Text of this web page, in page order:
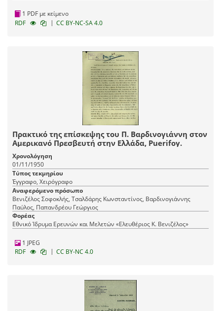
1 PDF με κείμενο
RDF
| CC BY-NC-SA 4.0
Πρακτικό της επίσκεψης του Π. Βαρδινογιάννη στον
Αμερικανό Πρεσβευτή στην Ελλάδα, Puerifoy.
Χρονολόγηση
01/11/1950
Τύπος τεκμηρίου
Έγγραφο, Χειρόγραφο
Αναφερόμενο πρόσωπο
Βενιζέλος Σοφοκλής, Τσαλδάρης Κωνσταντίνος, Βαρδινογιάννης
Παύλος, Παπανδρέου Γεώργιος
Φορέας
Εθνικό Ίδρυμα Ερευνών και Μελετών «Ελευθέριος Κ. Βενιζέλος»
1 JPEG
RDF
| CC BY-NC 4.0